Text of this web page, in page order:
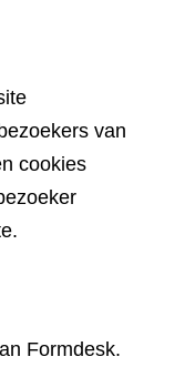
van
cookies
Formdesk.